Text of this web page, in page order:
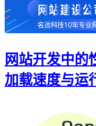
网站开发中的
加载速度与运